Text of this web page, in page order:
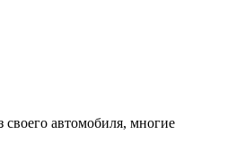
автомобиля, многие